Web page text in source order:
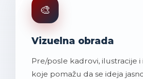
🎨
Vizuelna obrada
Pre/posle kadrovi, ilustracije
koje pomažu da se ideja